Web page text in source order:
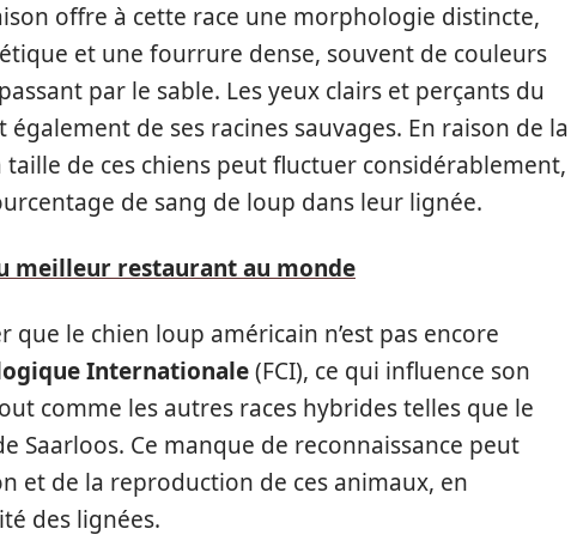
offre à cette race une morphologie distincte,
et une fourrure dense, souvent de couleurs
par le sable. Les yeux clairs et perçants du
de ses racines sauvages. En raison de la
de ces chiens peut fluctuer considérablement,
de sang de loup dans leur lignée.
meilleur restaurant au monde
le chien loup américain n’est pas encore
Internationale(FCI), ce qui influence son
comme les autres races hybrides telles que le
Saarloos. Ce manque de reconnaissance peut
et de la reproduction de ces animaux, en
des lignées.